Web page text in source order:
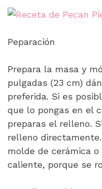
Peparación
Prepara la masa y
pulgadas (23 cm)
preferida. Si es
que lo pongas en el
preparas el relleno.
relleno
molde de cerámica
caliente, porque se